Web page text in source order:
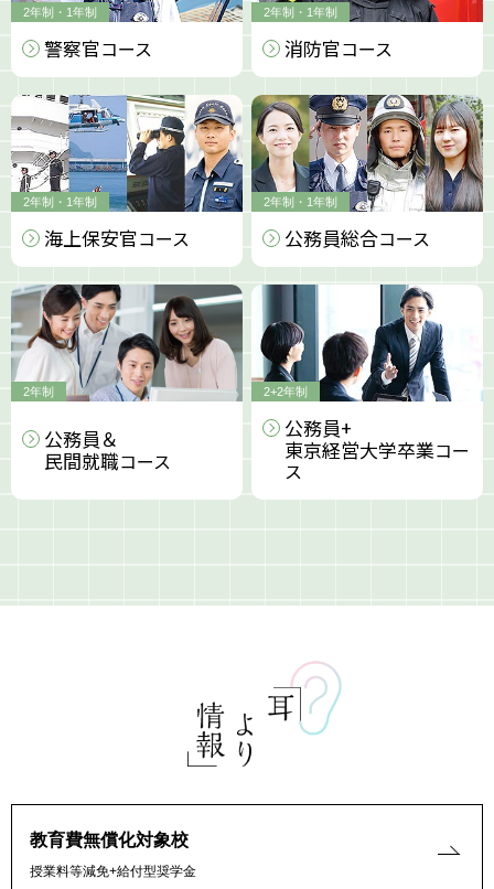
2年制・1年制
警察官コース
2年制・1年制
消防官コース
2年制・1年制
海上保安官コース
2年制・1年制
公務員総合コース
2年制
公務員＆
民間就職コース
2+2年制
公務員+
東京経営大学卒業コー
ス
教育費無償化対象校
授業料等減免+給付型奨学金